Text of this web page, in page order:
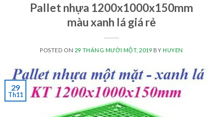
Pallet nhựa 1200x1000x150mm
màu xanh lá giá rẻ
POSTED ON 29 THÁNG MƯỜI MỘT, 2019 BY HUYEN
29
Th11